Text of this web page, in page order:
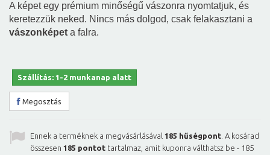
A képet egy prémium minőségű vászonra nyomtatjuk, és
keretezzük neked. Nincs más dolgod, csak felakasztani a
vászonképet a falra.
Szállítás: 1-2 munkanap alatt
Megosztás
Ennek a terméknek a megvásárlásával 185 hűségpont . A kosárad
összesen 185 pontot tartalmaz, amit kuponra válthatsz be - 185